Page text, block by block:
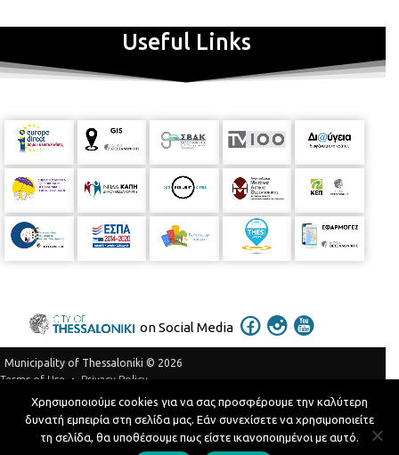
Useful Links
on Social Media
Municipality of Thessaloniki © 2026
Terms of Use
Privacy Policy
Telephone Catalog
Developed byMyCompany Projects
Χρησιμοποιούμε cookies για να σας προσφέρουμε την καλύτερη
δυνατή εμπειρία στη σελίδα μας. Εάν συνεχίσετε να χρησιμοποιείτε
τη σελίδα, θα υποθέσουμε πως είστε ικανοποιημένοι με αυτό.